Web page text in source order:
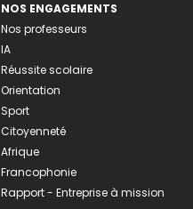
NOS ENGAGEMENTS
Nos professeurs
IA
Réussite scolaire
Orientation
Sport
Citoyenneté
Afrique
Francophonie
Rapport - Entreprise à mission